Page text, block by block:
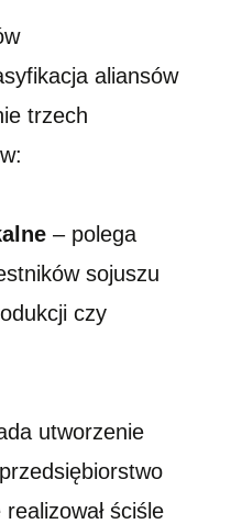
aliansów
trzech
– polega
sojuszu
czy
utworzenie
ściśle